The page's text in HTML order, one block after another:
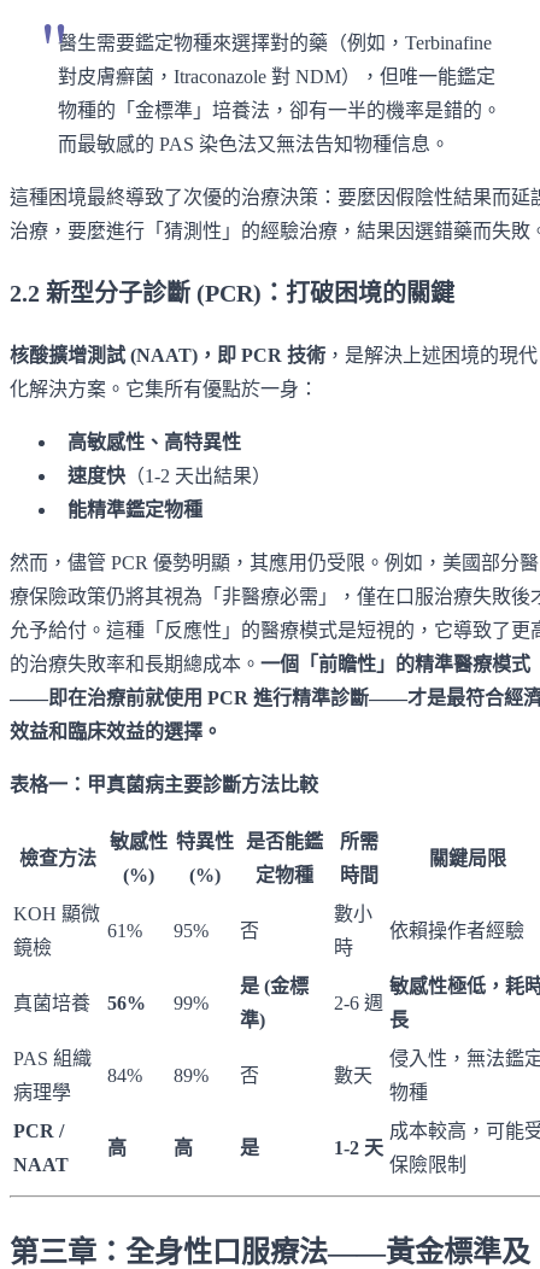
醫生需要鑑定物種來選擇對的藥（例如，Terbinafine
對皮膚癬菌，Itraconazole 對 NDM），但唯一能鑑定
物種的「金標準」培養法，卻有一半的機率是錯的。
而最敏感的 PAS 染色法又無法告知物種信息。
這種困境最終導致了次優的治療決策：要麼因假陰性結果而延
治療，要麼進行「猜測性」的經驗治療，結果因選錯藥而失敗
2.2 新型分子診斷 (PCR)：打破困境的關鍵
核酸擴增測試 (NAAT)，即 PCR 技術 ，是解決上述困境的現代
化解決方案。它集所有優點於一身：
高敏感性、高特異性
速度快 （1-2 天出結果）
能精準鑑定物種
然而，儘管 PCR 優勢明顯，其應用仍受限。例如，美國部分醫
療保險政策仍將其視為「非醫療必需」，僅在口服治療失敗後
允予給付。這種「反應性」的醫療模式是短視的，它導致了更
的治療失敗率和長期總成本。 一個「前瞻性」的精準醫療模式
——即在治療前就使用 PCR 進行精準診斷——才是最符合經
效益和臨床效益的選擇。
表格一：甲真菌病主要診斷方法比較
檢查方法
敏感性
(%)
特異性
(%)
是否能鑑
定物種
所需
時間
關鍵局限
KOH 顯微
鏡檢
61% 95% 否
數小
時
依賴操作者經驗
真菌培養 56% 99%
是 (金標
準)
2-6 週
敏感性極低，耗
長
PAS 組織
病理學
84% 89% 否 數天
侵入性，無法鑑
物種
PCR /
NAAT
高 高 是 1-2 天
成本較高，可能
保險限制
第三章：全身性口服療法——黃金標準及